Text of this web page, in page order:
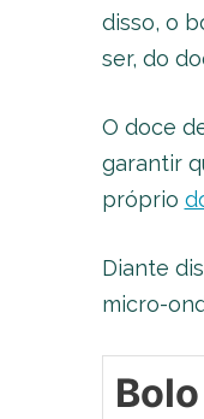
disso, o
ser, do
O doce
garantir
próprio
Diante
micro-